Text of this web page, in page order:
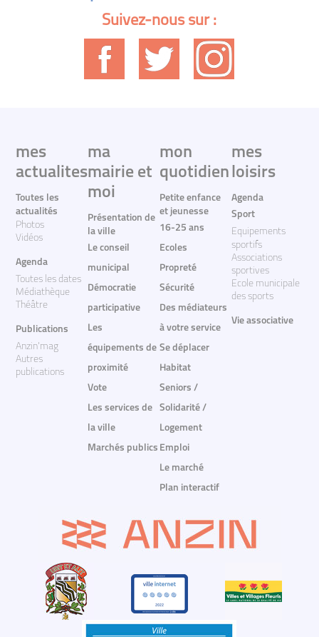
Suivez-nous sur :
mes
actualites
Toutes les
actualités
Photos
Vidéos
Agenda
Toutes les dates
Médiathèque
Théâtre
Publications
Anzin'mag
Autres
publications
ma
mairie et
moi
Présentation de
la ville
Le conseil
municipal
Démocratie
participative
Les
équipements de
proximité
Vote
Les services de
la ville
Marchés publics
mon
quotidien
Petite enfance
et jeunesse
16-25 ans
Ecoles
Propreté
Sécurité
Des médiateurs
à votre service
Se déplacer
Habitat
Seniors /
Solidarité /
Logement
Emploi
Le marché
Plan interactif
mes
loisirs
Agenda
Sport
Equipements
sportifs
Associations
sportives
Ecole municipale
des sports
Vie associative